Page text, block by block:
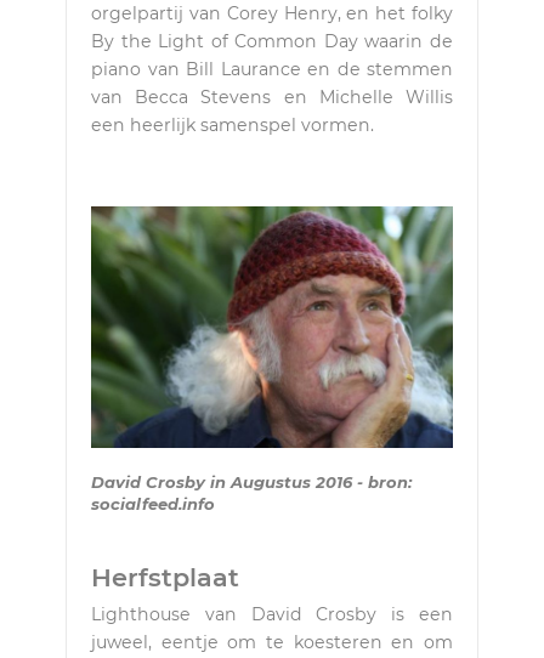
orgelpartij van Corey Henry, en het folky
By the Light of Common Day waarin de
piano van Bill Laurance en de stemmen
van Becca Stevens en Michelle Willis
een heerlijk samenspel vormen.
David Crosby in Augustus 2016 - bron:
socialfeed.info
Herfstplaat
Lighthouse van David Crosby is een
juweel, eentje om te koesteren en om